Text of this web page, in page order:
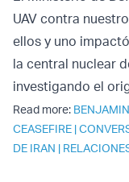
UAV contra
ellos y uno
la central nuclear
investigando el
Read more:
CEASEFIRE |
DE IRAN |